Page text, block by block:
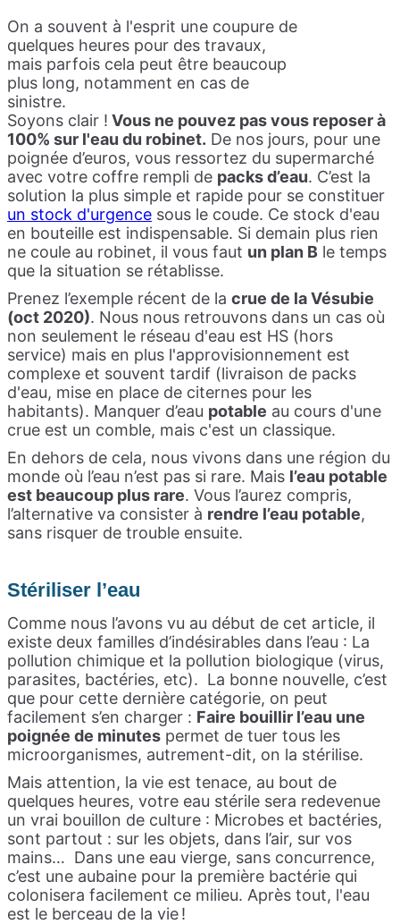
On a souvent à l'esprit une coupure de
quelques heures pour des travaux,
mais parfois cela peut être beaucoup
plus long, notamment en cas de
sinistre.
Soyons clair ! Vous ne pouvez pas vous reposer à
100% sur l'eau du robinet. De nos jours, pour une
poignée d’euros, vous ressortez du supermarché
avec votre coffre rempli de packs d’eau. C’est la
solution la plus simple et rapide pour se constituer
un stock d'urgence sous le coude. Ce stock d'eau
en bouteille est indispensable. Si demain plus rien
ne coule au robinet, il vous faut un plan B le temps
que la situation se rétablisse.
Prenez l’exemple récent de la crue de la Vésubie
(oct 2020). Nous nous retrouvons dans un cas où
non seulement le réseau d'eau est HS (hors
service) mais en plus l'approvisionnement est
complexe et souvent tardif (livraison de packs
d'eau, mise en place de citernes pour les
habitants). Manquer d’eau potable au cours d'une
crue est un comble, mais c'est un classique.
En dehors de cela, nous vivons dans une région du
monde où l’eau n’est pas si rare. Mais l’eau potable
est beaucoup plus rare. Vous l’aurez compris,
l’alternative va consister à rendre l’eau potable,
sans risquer de trouble ensuite.
Stériliser l’eau
Comme nous l’avons vu au début de cet article, il
existe deux familles d’indésirables dans l’eau : La
pollution chimique et la pollution biologique (virus,
parasites, bactéries, etc). La bonne nouvelle, c’est
que pour cette dernière catégorie, on peut
facilement s’en charger : Faire bouillir l’eau une
poignée de minutes permet de tuer tous les
microorganismes, autrement-dit, on la stérilise.
Mais attention, la vie est tenace, au bout de
quelques heures, votre eau stérile sera redevenue
un vrai bouillon de culture : Microbes et bactéries,
sont partout : sur les objets, dans l’air, sur vos
mains… Dans une eau vierge, sans concurrence,
c’est une aubaine pour la première bactérie qui
colonisera facilement ce milieu. Après tout, l'eau
est le berceau de la vie !